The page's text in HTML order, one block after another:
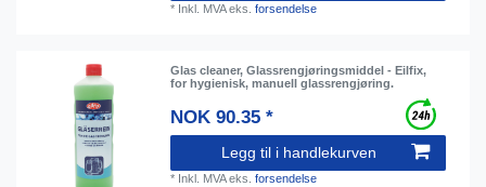
* Inkl. MVAeks.forsendelse
Glas cleaner, Glassrengjøringsmiddel - Eilfix,
for hygienisk, manuell glassrengjøring.
NOK 90.35 *
Legg til i handlekurven
* Inkl. MVAeks.forsendelse